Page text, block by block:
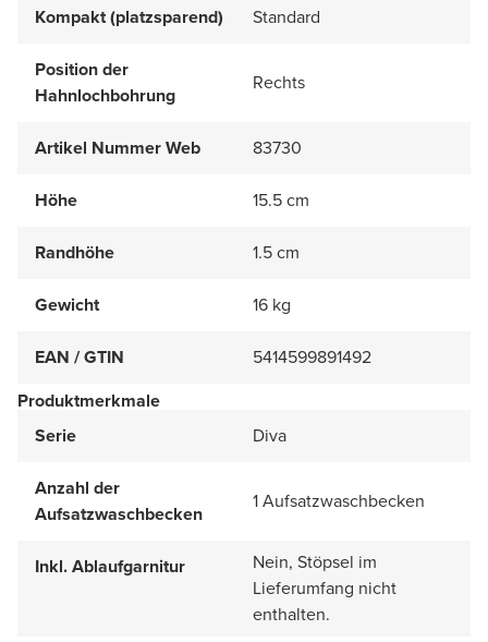
Kompakt (platzsparend)
Standard
Position der
Hahnlochbohrung
Rechts
Artikel Nummer Web 83730
Höhe 15.5 cm
Randhöhe 1.5 cm
Gewicht 16 kg
EAN / GTIN
5414599891492
Produktmerkmale
Serie
Diva
Anzahl der
Aufsatzwaschbecken
1 Aufsatzwaschbecken
Inkl. Ablaufgarnitur
Nein, Stöpsel im
Lieferumfang nicht
enthalten.